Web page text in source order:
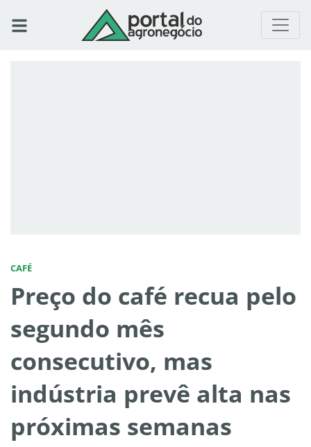
CAFÉ
Preço do café recua pelo
segundo mês
consecutivo, mas
indústria prevê alta nas
próximas semanas